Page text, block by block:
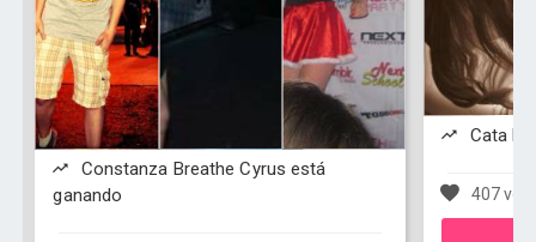
Constanza Breathe Cyrus está
ganando
Cata
407